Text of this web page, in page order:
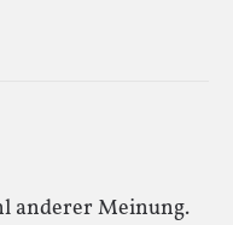
anderer Meinung.